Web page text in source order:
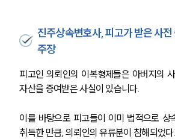
진주상속변호사, 피고가 받은 사
주장
피고인 의뢰인의 이복형제들은 아버지의
자산을 증여받은 사실이 있습니다.
이를 바탕으로 피고들이 이미 법적으로 상
취득한 만큼, 의뢰인의 유류분이 침해되었